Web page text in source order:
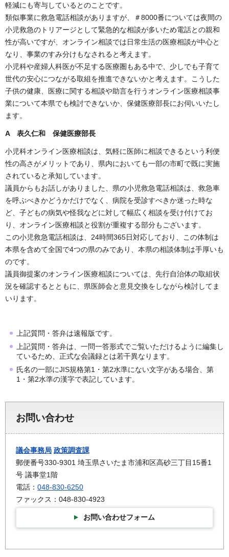
軽減にも寄与しているとのことです。
類似事業に救急電話相談がありますが、＃8000番については夜間の
小児救急のトリアージとして緊急的な相談が多いため電話との親和
性が高いですが、オンライン相談では日常生活の医療相談が中心と
なり、事業のすみ分けもなされると考えます。
小児科や産婦人科医が不足する医療圏もある中で、少しでも子育て
世代の安心につながる取組を推進できないかと考えます。こうした
子供の健康、医療に関する相談や助言を行うオンライン医療相談事
業について本県でも検討できないか、保健医療部長にお伺いいたし
ます。
A 表久仁和 保健医療部長
小児科オンライン医療相談は、気軽に医師に相談できるという利便
性の高さがメリットであり、県内においても一部の市町で既に実施
されていると承知しています。
議員からもお話しがありました、県の小児救急電話相談は、救急車
を呼ぶべきかどうかだけでなく、病院を受診すべきか迷った時な
ど、子どもの病気や怪我などに対して幅広く相談を受け付けてお
り、オンライン医療相談と役割が重複する部分もございます。
この小児救急電話相談は、24時間365日対応しており、この体制は
本県を含めて全国で4つの県のみであり、本県の相談体制は手厚いも
のです。
議員御提案のオンライン医療相談については、先行自治体の取組状
況を確認するとともに、県医師会と意見交換をしながら検討してま
いります。
上記質問・答弁は速報版です。
上記質問・答弁は、一問一答形式でご覧いただけるように編集し
ているため、正式な会議録とは若干異なります。
氏名の一部にJIS規格第1・第2水準にない文字がある場合、第
1・第2水準の漢字で表記しています。
お問い合わせ
議会事務局 政策調査課
郵便番号330-9301 埼玉県さいたま市浦和区高砂三丁目15番1
号 議事堂1階
電話： 048-830-6250
ファックス：048-830-4923
お問い合わせフォーム